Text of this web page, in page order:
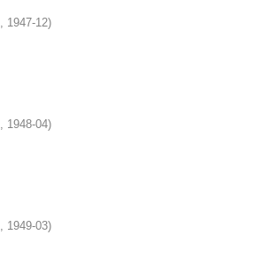
, 1947-12)
, 1948-04)
, 1949-03)